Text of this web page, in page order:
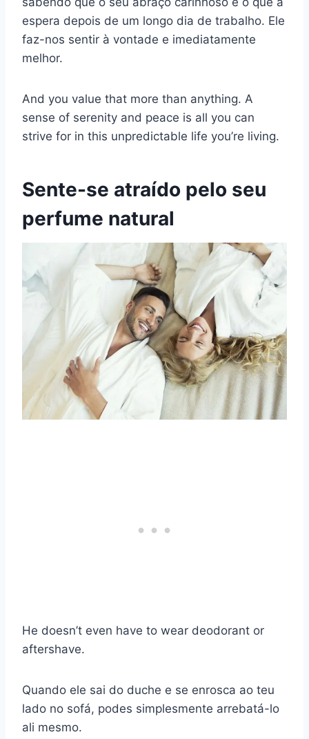
espera depois de um longo dia de trabalho. Ele
faz-nos sentir à vontade e imediatamente
melhor.
And you value that more than anything. A
sense of serenity and peace is all you can
strive for in this unpredictable life you’re living.
Sente-se atraído pelo seu
perfume natural
He doesn’t even have to wear deodorant or
aftershave.
Quando ele sai do duche e se enrosca ao teu
lado no sofá, podes simplesmente arrebatá-lo
ali mesmo.